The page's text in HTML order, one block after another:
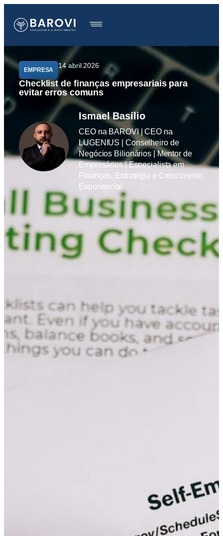
EMPRESA
14 abril 2026
Checklist de finanças empresariais para
evitar erros comuns
Ismael Basílio
CEO na BAROVI | CEO na
LUGENIUS | Conselheiro de
Negócios Bilionários | Mentor de
Empresários | Especialista em
Finanças, Estratégia e Crescimento
Exponencial